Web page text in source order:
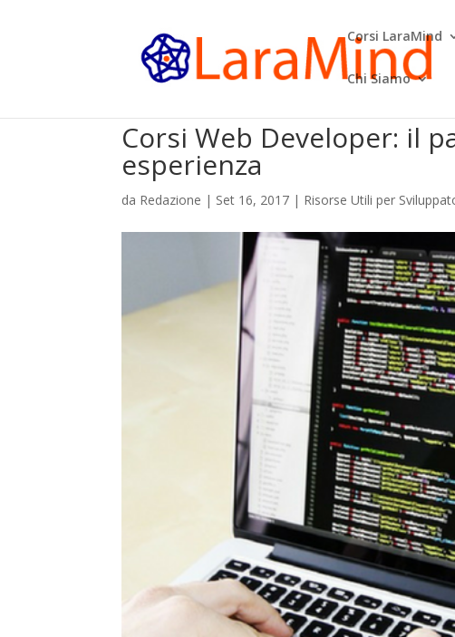
Corsi LaraMind
Chi Siamo
Corsi Web Developer: il
esperienza
da Redazione | Set 16, 2017 | Risorse Utili per